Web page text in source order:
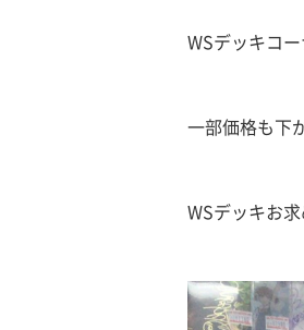
WSデッキコ
一部価格も下
WSデッキお